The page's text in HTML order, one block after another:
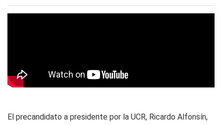
El precandidato a presidente por la UCR, Ricardo Alfonsín,